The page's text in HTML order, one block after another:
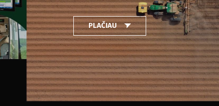
Paslaugos
Lygiagretus vairavimas
Padargų valdymas
PLAČIAU